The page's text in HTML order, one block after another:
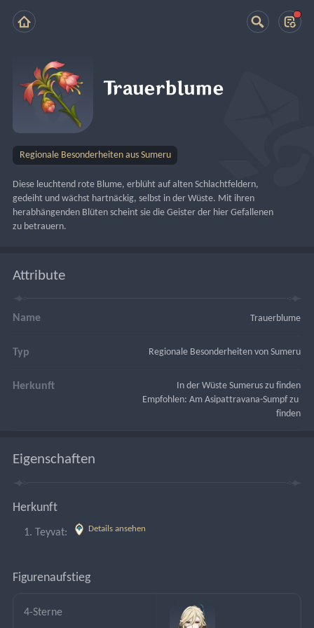
Trauerblume
Regionale Besonderheiten aus Sumeru
Diese leuchtend rote Blume, erblüht auf alten Schlachtfeldern,
gedeiht und wächst hartnäckig, selbst in der Wüste. Mit ihren
herabhängenden Blüten scheint sie die Geister der hier Gefallenen
zu betrauern.
Attribute
Name Trauerblume
Typ Regionale Besonderheiten von Sumeru
Herkunft
In der Wüste Sumerus zu finden
Empfohlen: Am Asipattravana-Sumpf zu
finden
Eigenschaften
Herkunft
Teyvat: Details ansehen
Figurenaufstieg
4-Sterne